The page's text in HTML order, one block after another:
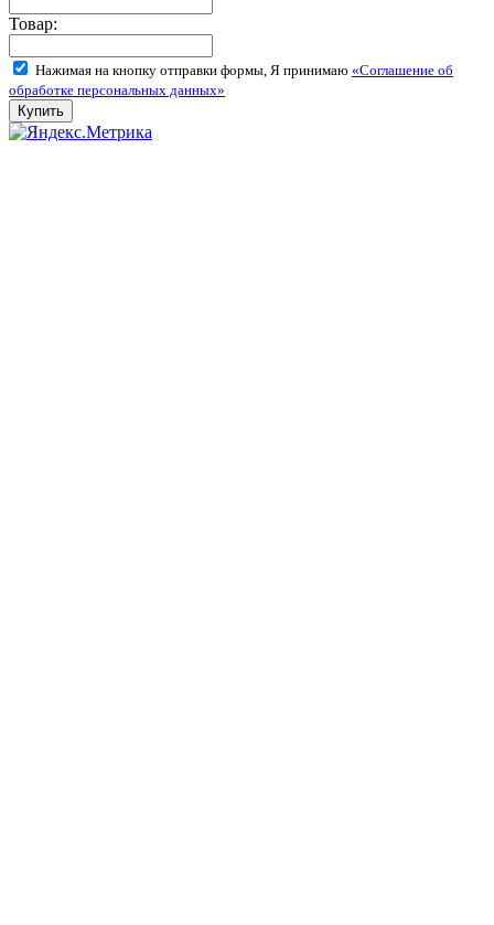
Товар:
Нажимая на кнопку отправки формы, Я принимаю «Соглашение об
обработке персональных данных»